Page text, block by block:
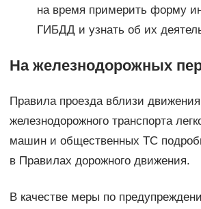
на время примерить форму
ГИБДД и узнать об их
На железнодорожных
Правила проезда вблизи движения
железнодорожного транспорта
машин и общественных ТС
в Правилах дорожного движения.
В качестве меры по